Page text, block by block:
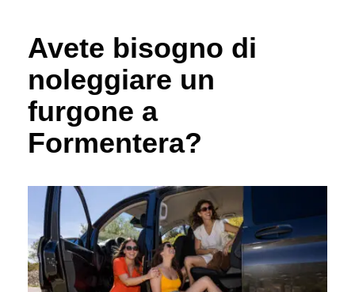
Avete bisogno di
noleggiare un
furgone a
Formentera?